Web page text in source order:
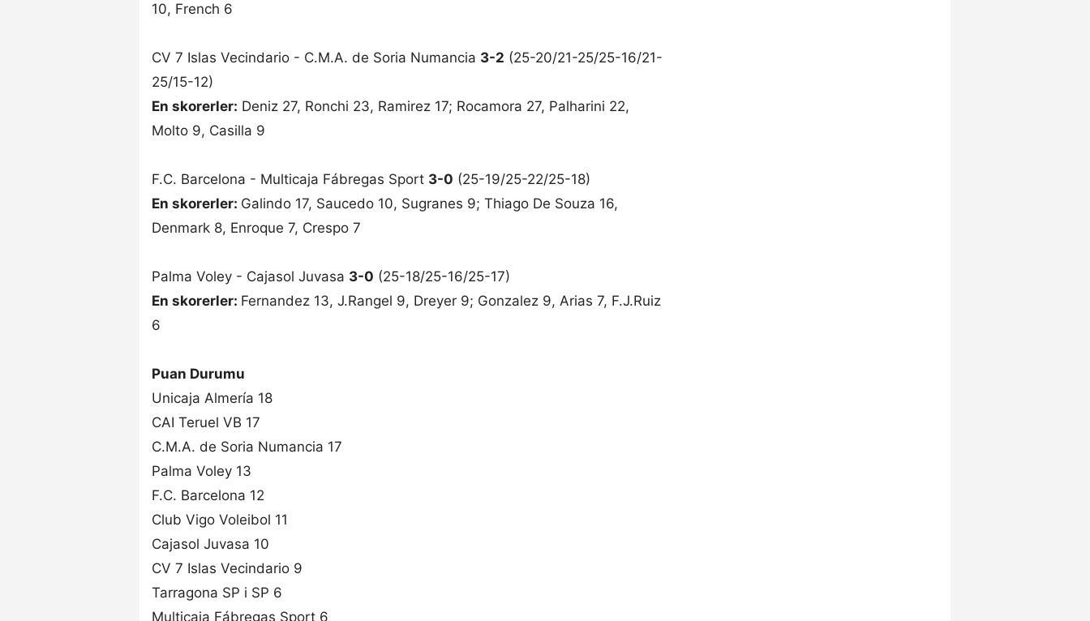
10, French 6
CV 7 Islas Vecindario - C.M.A. de Soria Numancia 3-2 (25-20/21-25/25-16/21-
25/15-12)
En skorerler: Deniz 27, Ronchi 23, Ramirez 17; Rocamora 27, Palharini 22,
Molto 9, Casilla 9
F.C. Barcelona - Multicaja Fábregas Sport 3-0 (25-19/25-22/25-18)
En skorerler: Galindo 17, Saucedo 10, Sugranes 9; Thiago De Souza 16,
Denmark 8, Enroque 7, Crespo 7
Palma Voley - Cajasol Juvasa 3-0 (25-18/25-16/25-17)
En skorerler: Fernandez 13, J.Rangel 9, Dreyer 9; Gonzalez 9, Arias 7, F.J.Ruiz
6
Puan Durumu
Unicaja Almería 18
CAI Teruel VB 17
C.M.A. de Soria Numancia 17
Palma Voley 13
F.C. Barcelona 12
Club Vigo Voleibol 11
Cajasol Juvasa 10
CV 7 Islas Vecindario 9
Tarragona SP i SP 6
Multicaja Fábregas Sport 6